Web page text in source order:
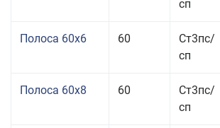
сп
Полоса 60x6 60
Ст3пс/
сп
Полоса 60x8 60
Ст3пс/
сп